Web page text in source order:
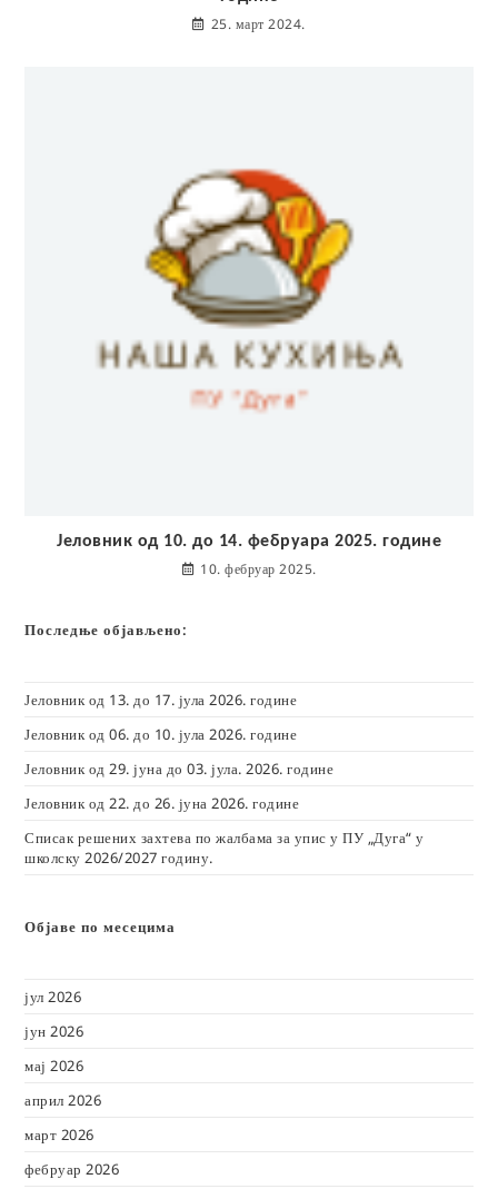
25. март 2024.
Јеловник од 10. до 14. фебруара 2025. године
10. фебруар 2025.
Последње објављено:
Јеловник од 13. до 17. јула 2026. године
Јеловник од 06. до 10. јула 2026. године
Јеловник од 29. јуна до 03. јула. 2026. године
Јеловник од 22. до 26. јуна 2026. године
Списак решених захтева по жалбама за упис у ПУ „Дуга“ у
школску 2026/2027 годину.
Објаве по месецима
јул 2026
јун 2026
мај 2026
април 2026
март 2026
фебруар 2026